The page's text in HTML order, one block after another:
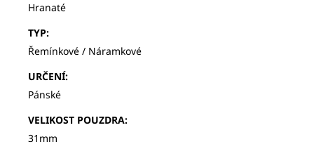
Hranaté
TYP:
Řemínkové / Náramkové
URČENÍ:
Pánské
VELIKOST POUZDRA:
31mm